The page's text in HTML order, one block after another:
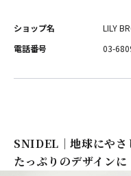
ショップ名
LILY
電話番号
03-
SNIDEL｜地球にやさ
たっぷりのデザインに